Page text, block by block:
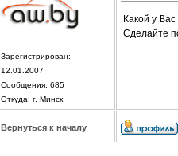
Зарегистрирован:
12.01.2007
Сообщения: 685
Откуда: г. Минск
Какой у
Сделайте
Вернуться к началу